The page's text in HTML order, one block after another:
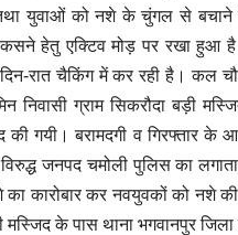
युवाओं को नशे के चुंगल से बचाने
कसने हेतु एक्टिव मोड़ पर रखा
दिन-रात चैकिंग में कर रही है। कल
ग्राम सिकरौदा बड़ी
गयी। बरामदगी व गिरफ्तार के
जनपद चमोली पुलिस का
कारोबार कर नवयुवकों को नशे
के पास थाना भगवानपुर जिला